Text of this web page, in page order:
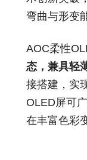
弯曲与形变
AOC柔性
态，兼具轻
接搭建，实
OLED屏可
在丰富色彩